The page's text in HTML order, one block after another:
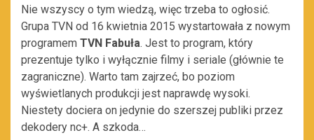
Nie wszyscy o tym wiedzą, więc trzeba to ogłosić.
Grupa TVN od 16 kwietnia 2015 wystartowała z nowym
programem TVN Fabuła. Jest to program, który
prezentuje tylko i wyłącznie filmy i seriale (głównie te
zagraniczne). Warto tam zajrzeć, bo poziom
wyświetlanych produkcji jest naprawdę wysoki.
Niestety dociera on jedynie do szerszej publiki przez
dekodery nc+. A szkoda…